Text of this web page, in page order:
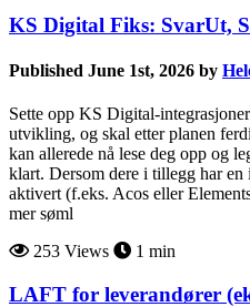
KS Digital Fiks: SvarUt,
Published June 1st, 2026 by
Sette opp KS Digital-
utvikling, og skal etter planen
kan allerede nå lese deg opp og
klart. Dersom dere i tillegg har
aktivert (f.eks. Acos eller
mer søml
253 Views
1 min
LAFT for leverandører